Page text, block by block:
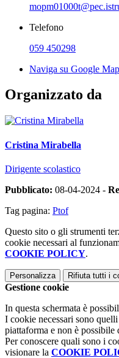
Telefono
059 450298
Naviga su Google
Organizzato da
Cristina Mirabella
Dirigente scolastico
Pubblicato: 08-04-2024 -
Tag pagina: Ptof
Questo sito o gli strumenti
cookie necessari al
COOKIE POLICY.
Personalizza Rifiuta tutti i
Gestione cookie
In questa schermata è
I cookie necessari sono
piattaforma e non è possibile
Per conoscere quali sono i
visionare la COOKIE